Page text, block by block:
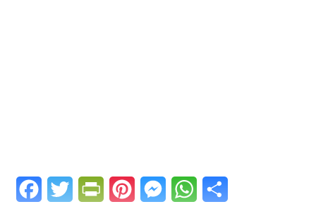
FacebookTwitter PrintFriendly
PinterestMessengerWhatsApp